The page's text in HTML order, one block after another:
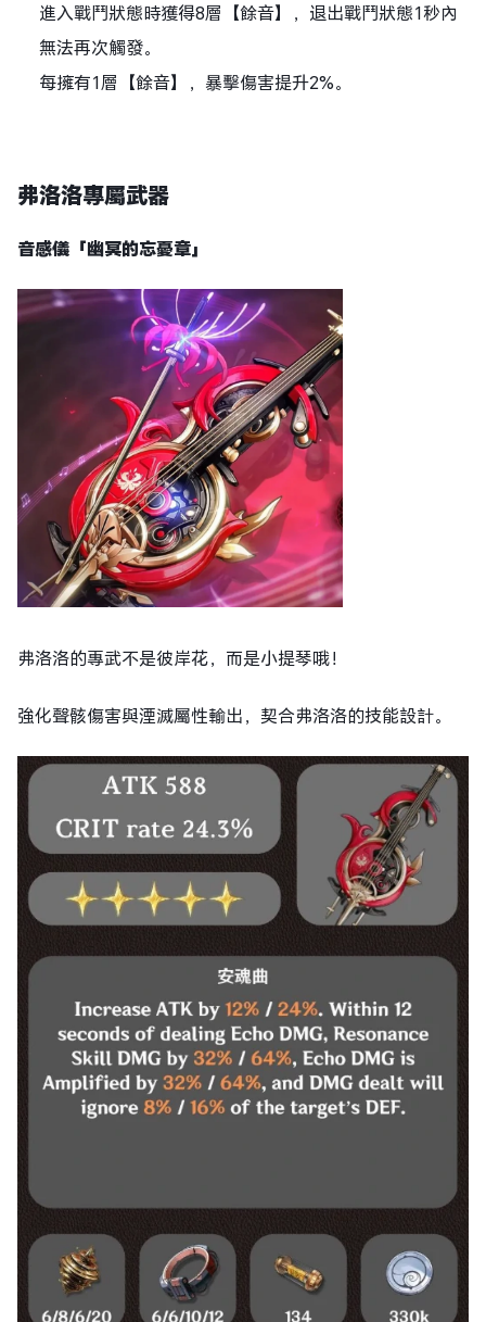
進入戰鬥狀態時獲得8層【餘音】，退出戰鬥狀態1秒內
無法再次觸發。
每擁有1層【餘音】，暴擊傷害提升2%。
弗洛洛專屬武器
音感儀「幽冥的忘憂章」
弗洛洛的專武不是彼岸花，而是小提琴哦！
強化聲骸傷害與湮滅屬性輸出，契合弗洛洛的技能設計。